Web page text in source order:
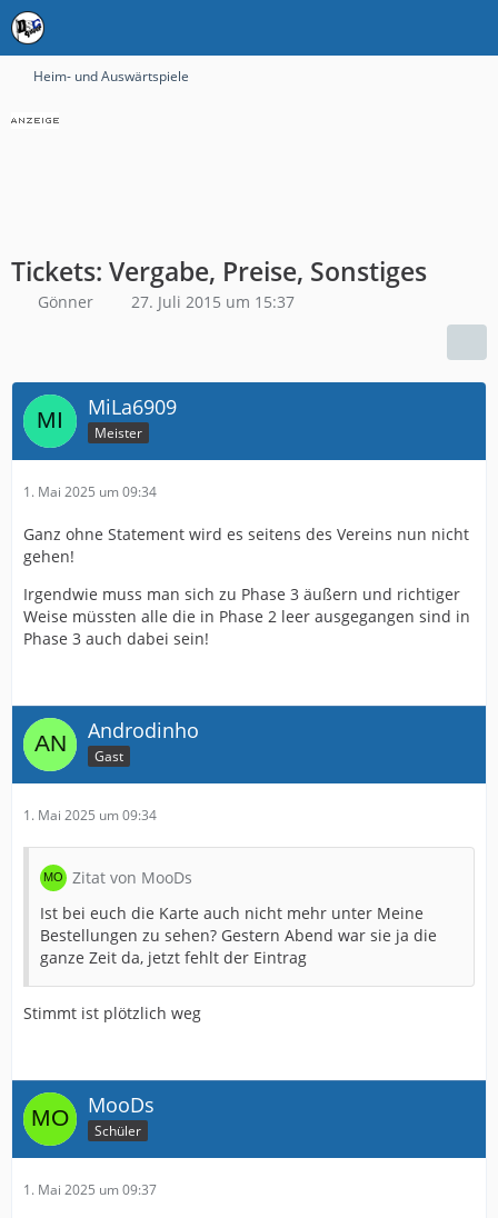
Heim- und Auswärtspiele
Tickets: Vergabe, Preise, Sonstiges
Gönner 27. Juli 2015 um 15:37
MiLa6909
Meister
1. Mai 2025 um 09:34
Ganz ohne Statement wird es seitens des Vereins nun nicht
gehen!
Irgendwie muss man sich zu Phase 3 äußern und richtiger
Weise müssten alle die in Phase 2 leer ausgegangen sind in
Phase 3 auch dabei sein!
Androdinho
Gast
1. Mai 2025 um 09:34
Zitat von MooDs
Ist bei euch die Karte auch nicht mehr unter Meine
Bestellungen zu sehen? Gestern Abend war sie ja die
ganze Zeit da, jetzt fehlt der Eintrag
Stimmt ist plötzlich weg
MooDs
Schüler
1. Mai 2025 um 09:37